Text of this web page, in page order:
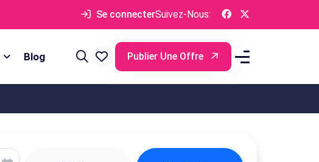
Se connecterSuivez-Nous:
Blog Publier Une Offre